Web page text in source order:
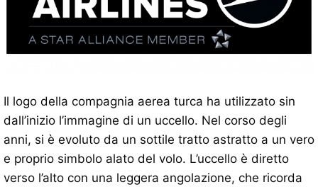
Il logo della compagnia aerea turca ha utilizzato sin
dall’inizio l’immagine di un uccello. Nel corso degli
anni, si è evoluto da un sottile tratto astratto a un vero
e proprio simbolo alato del volo. L’uccello è diretto
verso l’alto con una leggera angolazione, che ricorda